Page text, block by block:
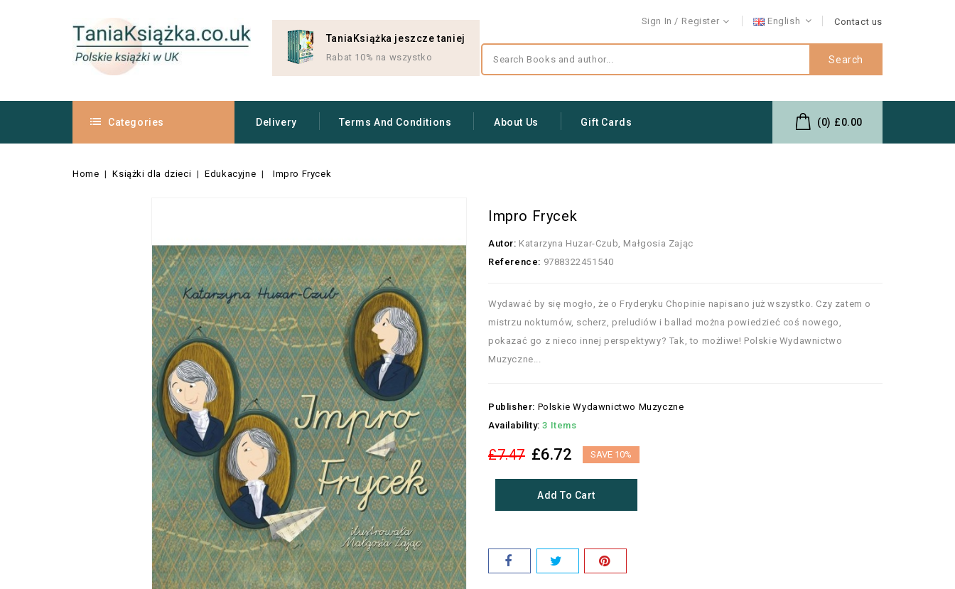
Sign In Register English Contact us
TaniaKsiążka jeszcze taniej
Rabat 10% na wszystko Search
Categories Delivery Terms And Conditions About Us Gift Cards (0) £0.00
Home Książki dla dzieci Edukacyjne Impro Frycek
Impro Frycek
Autor: Katarzyna Huzar-Czub, Małgosia Zając
Reference: 9788322451540
Wydawać by się mogło, że o Fryderyku Chopinie napisano już wszystko. Czy zatem o
mistrzu nokturnów, scherz, preludiów i ballad można powiedzieć coś nowego,
pokazać go z nieco innej perspektywy? Tak, to możliwe! Polskie Wydawnictwo
Muzyczne...
Publisher: Polskie Wydawnictwo Muzyczne
Availability: 3 Items
£7.47 £6.72 SAVE 10%
Add To Cart